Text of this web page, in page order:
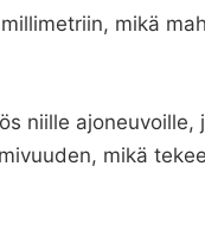
mikä
niille
mikä